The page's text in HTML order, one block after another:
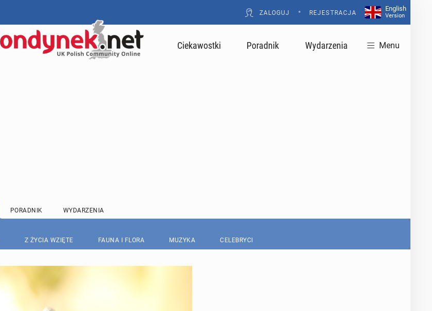
ZALOGUJ • REJESTRACJA
English
Version
Ciekawostki Poradnik Wydarzenia Menu
PORADNIK WYDARZENIA
Z ŻYCIA WZIĘTE FAUNA I FLORA MUZYKA CELEBRYCI